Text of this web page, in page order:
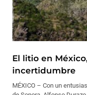
El litio en
incertidumbre
MÉXICO – Con un